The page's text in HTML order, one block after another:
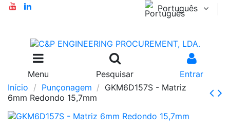
Português
Menu Pesquisar
Entrar
Início
Punçonagem
GKM6D157S - Matriz
6mm Redondo 15,7mm